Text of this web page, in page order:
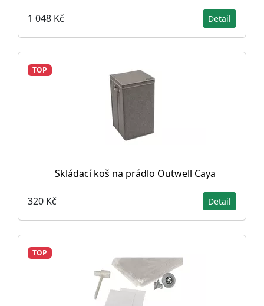
1 048 Kč Detail
TOP
Skládací koš na prádlo Outwell Caya
320 Kč Detail
TOP